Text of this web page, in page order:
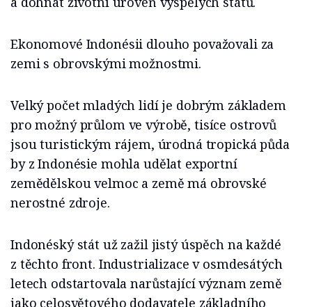
Ekonomové Indonésii dlouho považovali za
zemi s obrovskými možnostmi.
Velký počet mladých lidí je dobrým základem
pro možný průlom ve výrobě, tisíce ostrovů
jsou turistickým rájem, úrodná tropická půda
by z Indonésie mohla udělat exportní
zemědělskou velmoc a země má obrovské
nerostné zdroje.
Indonéský stát už zažil jistý úspěch na každé
z těchto front. Industrializace v osmdesátých
letech odstartovala narůstající význam země
jako celosvětového dodavatele základního